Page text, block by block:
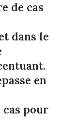
de cas
dans le
en
cas pour